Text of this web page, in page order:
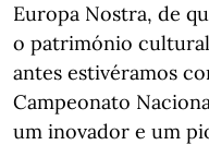
Europa Nostra, de
o património
antes estivéramos
Campeonato
um inovador e um